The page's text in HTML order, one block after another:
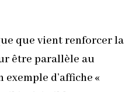
que vient renforcer la
être parallèle au
d’affiche «